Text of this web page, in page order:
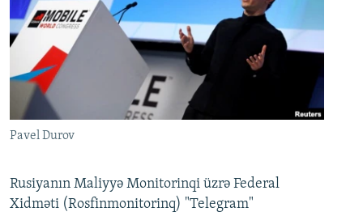
Pavel Durov
Rusiyanın Maliyyə Monitorinqi üzrə Federal
Xidməti (Rosfinmonitorinq) "Telegram"